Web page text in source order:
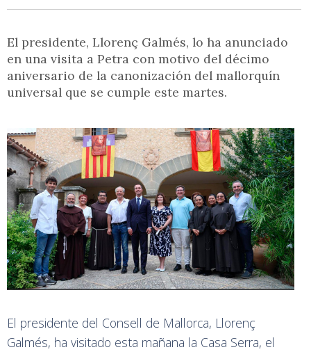
El presidente, Llorenç Galmés, lo ha anunciado
en una visita a Petra con motivo del décimo
aniversario de la canonización del mallorquín
universal que se cumple este martes.
El presidente del Consell de Mallorca, Llorenç
Galmés, ha visitado esta mañana la Casa Serra, el